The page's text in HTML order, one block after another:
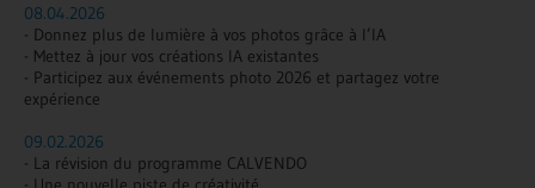
08.04.2026
- Donnez plus de lumière à vos photos grâce à l’IA
- Mettez à jour vos créations IA existantes
- Participez aux événements photo 2026 et partagez votre
expérience
09.02.2026
- La révision du programme CALVENDO